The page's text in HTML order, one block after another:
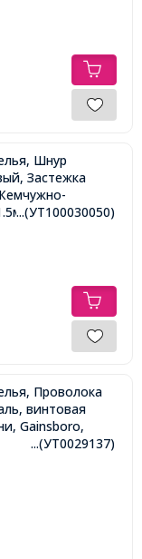
Шнур
Застежка
Застежка
...(УТ100030050)
Проволока
винтовая
Gainsboro,
...(УТ0029137)